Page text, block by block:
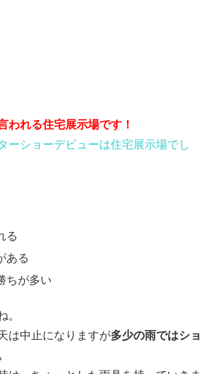
われる住宅展示場です！
ーショーデビューは住宅展示場でし
る
ある
ちが多い
。
は中止になりますが多少の雨ではショ